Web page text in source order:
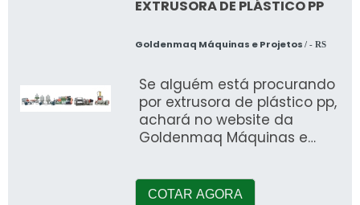
EXTRUSORA DE PLÁSTICO PP
Goldenmaq Máquinas e Projetos / - RS
Se alguém está procurando
por extrusora de plástico pp,
achará no website da
Goldenmaq Máquinas e
COTAR AGORA